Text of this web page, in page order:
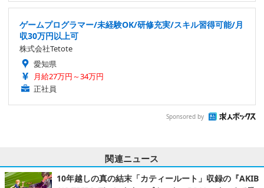
ゲームプログラマー/未経験OK/研修充実/スキル習得可能/月
収30万円以上可
株式会社Tetote
愛知県
月給27万円～34万円
正社員
Sponsored by
関連ニュース
10年越しの真の結末「カティールート」収録の『AKIB